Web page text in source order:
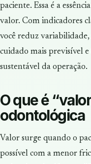
paciente. Essa é a
valor. Com indicadores
você reduz
cuidado mais previsível
sustentável da operação.
O que é
odontológica
Valor surge quando o
possível com a menor